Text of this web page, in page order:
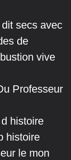
secs avec
de
vive
Professeur
histoire
histoire
le mon